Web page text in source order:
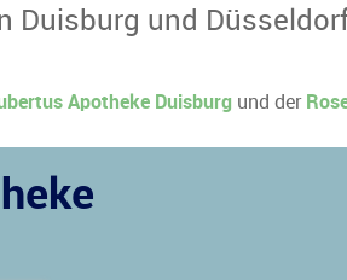
Duisburg und
Apotheke Duisburg und der